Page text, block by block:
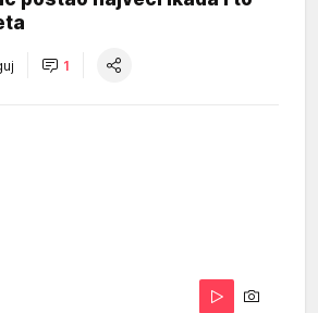
1